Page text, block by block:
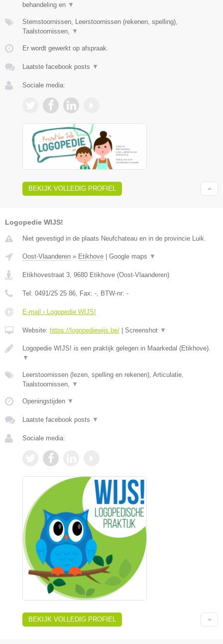
behandeling en ▼
Stemstoornissen, Leerstoornissen (rekenen, spelling),
Taalstoornissen, ▼
Er wordt gewerkt op afspraak.
Laatste facebook posts ▼
Sociale media:
BEKIJK VOLLEDIG PROFIEL
Logopedie WIJS!
Niet gevestigd in de plaats Neufchateau en in de provincie Luik.
Oost-Vlaanderen » Etikhove Google maps ▼
Etikhovestraat 3, 9680 Etikhove (Oost-Vlaanderen)
Tel: 0491/25 25 86, Fax: -, BTW-nr: -
E-mail › Logopedie WIJS!
Website: https://logopediewijs.be/ Screenshot ▼
Logopedie WIJS! is een praktijk gelegen in Maarkedal (Etikhove).
▼
Leerstoornissen (lezen, spelling en rekenen), Articulatie,
Taalstoornissen, ▼
Openingstijden ▼
Laatste facebook posts ▼
Sociale media:
BEKIJK VOLLEDIG PROFIEL